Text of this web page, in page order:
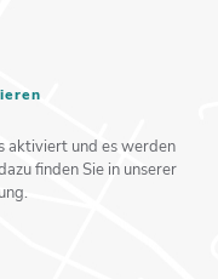
aktiviert und es werden
finden Sie in unserer